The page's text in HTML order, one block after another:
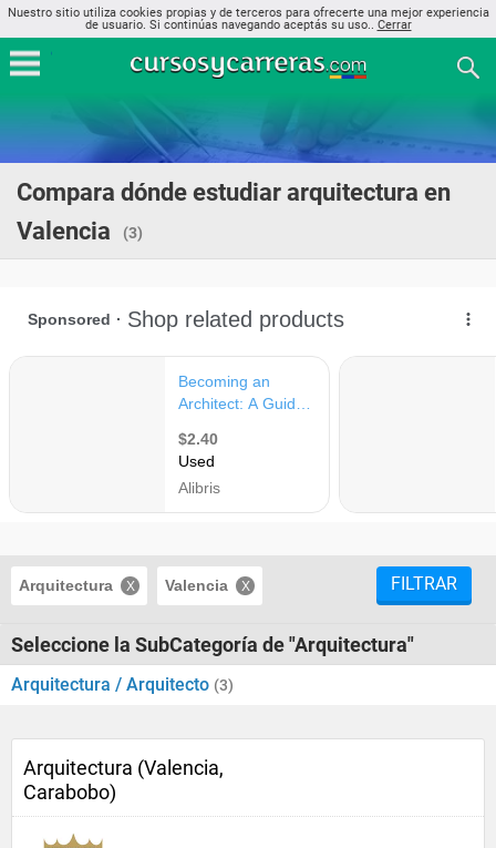
Nuestro sitio utiliza cookies propias y de terceros para ofrecerte una mejor experiencia
de usuario. Si continúas navegando aceptás su uso.. Cerrar
Compara dónde estudiar arquitectura en
Valencia
(3)
Arquitectura Valencia FILTRAR
Seleccione la SubCategoría de "Arquitectura"
Arquitectura / Arquitecto (3)
Arquitectura (Valencia,
Carabobo)